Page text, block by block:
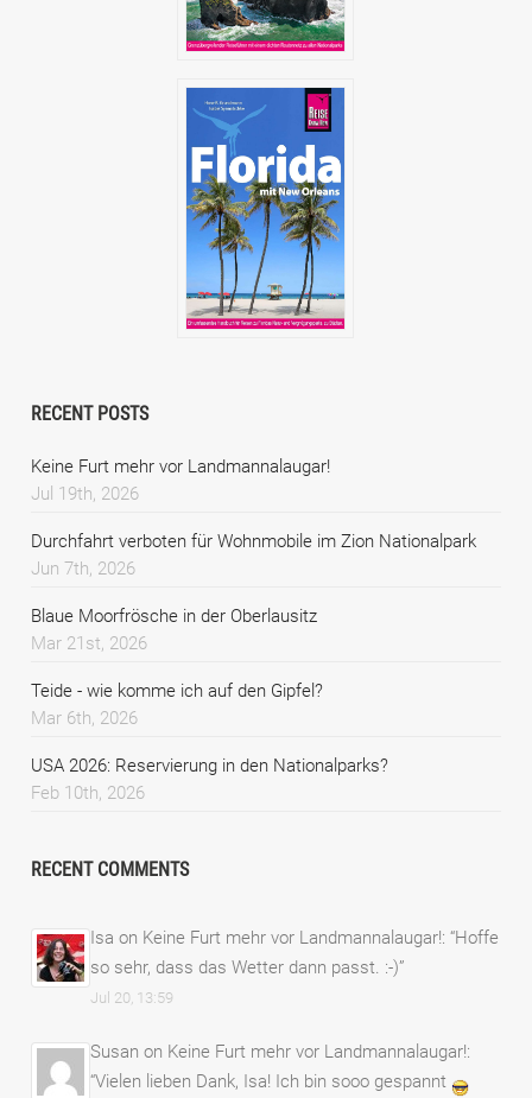
RECENT POSTS
Keine Furt mehr vor Landmannalaugar!
Jul 19th, 2026
Durchfahrt verboten für Wohnmobile im Zion Nationalpark
Jun 7th, 2026
Blaue Moorfrösche in der Oberlausitz
Mar 21st, 2026
Teide - wie komme ich auf den Gipfel?
Mar 6th, 2026
USA 2026: Reservierung in den Nationalparks?
Feb 10th, 2026
RECENT COMMENTS
Isa on Keine Furt mehr vor Landmannalaugar!: “Hoffe
so sehr, dass das Wetter dann passt. :-)”
Jul 20, 13:59
Susan on Keine Furt mehr vor Landmannalaugar!:
“Vielen lieben Dank, Isa! Ich bin sooo gespannt